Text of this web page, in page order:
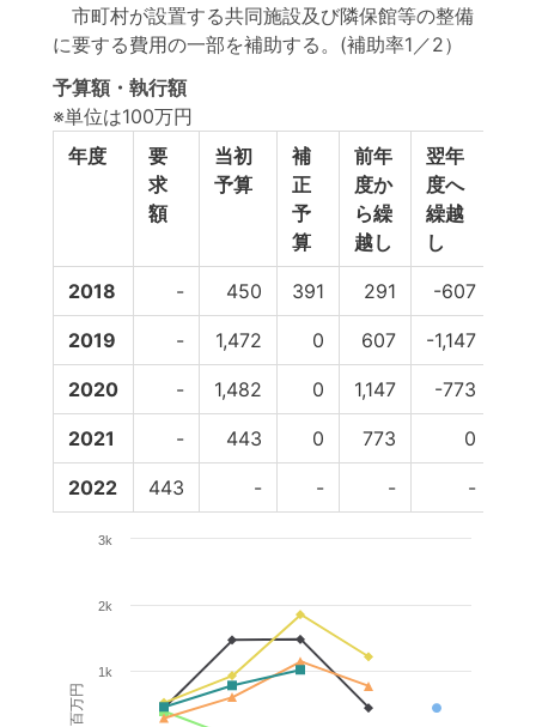
市町村が設置する共同施設及び隣保館等の整備
に要する費用の一部を補助する。(補助率1／2）
予算額・執行額
※単位は100万円
年度
要
求
額
当初
予算
補
正
予
算
前年
度か
ら繰
越し
翌年
度へ
繰越
し
2018 - 450 391 291 -607
2019 - 1,472 0 607 -1,147
2020 - 1,482 0 1,147 -773
2021 - 443 0 773 0
2022 443 - - - -
百万円
1k
2k
3k